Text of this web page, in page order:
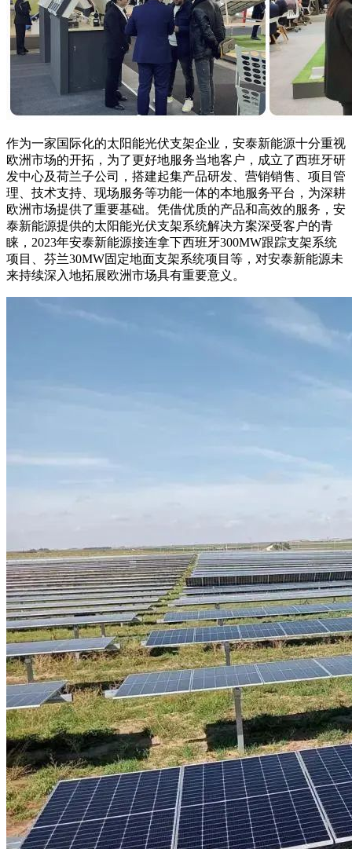
作为一家国际化的太阳能光伏支架企业，安泰新能源十分重视
欧洲市场的开拓，为了更好地服务当地客户，成立了西班牙研
发中心及荷兰子公司，搭建起集产品研发、营销销售、项目管
理、技术支持、现场服务等功能一体的本地服务平台，为深耕
欧洲市场提供了重要基础。凭借优质的产品和高效的服务，安
泰新能源提供的太阳能光伏支架系统解决方案深受客户的青
睐，2023年安泰新能源接连拿下西班牙300MW跟踪支架系统
项目、芬兰30MW固定地面支架系统项目等，对安泰新能源未
来持续深入地拓展欧洲市场具有重要意义。